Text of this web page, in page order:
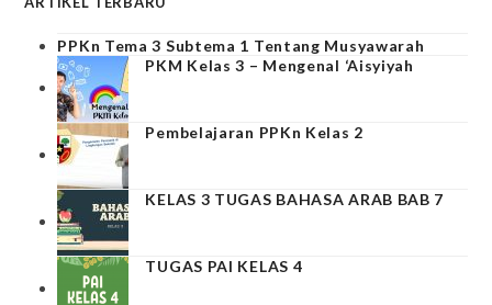
PPKn Tema 3 Subtema 1 Tentang Musyawarah
PKM Kelas 3 – Mengenal ‘Aisyiyah
Pembelajaran PPKn Kelas 2
KELAS 3 TUGAS BAHASA ARAB BAB 7
TUGAS PAI KELAS 4